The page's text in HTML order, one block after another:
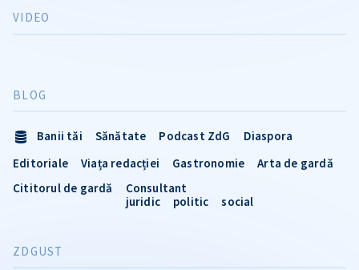
VIDEO
BLOG
Banii tăi Sănătate Podcast ZdG
Diaspora
Editoriale
Viața redacției Gastronomie
Arta de gardă
Cititorul de gardă
Consultant
juridic
politic social
ZDGUST